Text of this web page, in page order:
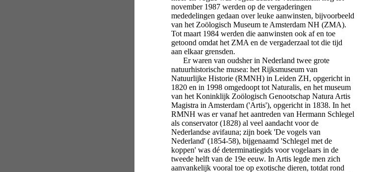
november 1987 werden op de vergaderingen
mededelingen gedaan over leuke aanwinsten, bijvoorbeeld
van het Zoölogisch Museum te Amsterdam NH (ZMA).
Tot maart 1984 werden die aanwinsten ook af en toe
getoond omdat het ZMA en de vergaderzaal tot die tijd
aan elkaar grensden.
Er waren van oudsher in Nederland twee grote
natuurhistorische musea: het Rijksmuseum van
Natuurlijke Historie (RMNH) in Leiden ZH, opgericht in
1820 en in 1998 omgedoopt tot Naturalis, en het museum
van het Koninklijk Zoölogisch Genootschap Natura Artis
Magistra in Amsterdam ('Artis'), opgericht in 1838. In het
RMNH was er vanaf het aantreden van Hermann Schlegel
als conservator (1828) al veel aandacht voor de
Nederlandse avifauna; zijn boek 'De vogels van
Nederland' (1854-58), bijgenaamd 'Schlegel met de
koppen' was dé determinatiegids voor vogelaars in de
tweede helft van de 19e eeuw. In Artis legde men zich
aanvankelijk vooral toe op exotische dieren, totdat rond